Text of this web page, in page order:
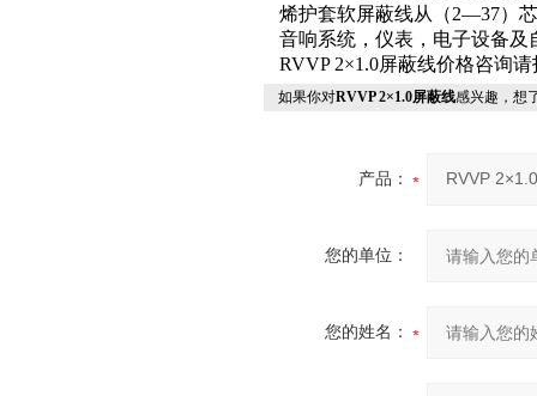
烯护套软屏蔽线从（2—37）
音响系统，仪表，电子设备
RVVP 2×1.0屏蔽线价格咨询
如果你对RVVP 2×1.0屏蔽线感兴趣，想
产品：
您的单位：
您的姓名：